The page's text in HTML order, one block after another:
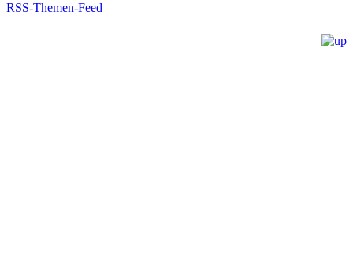
RSS-Themen-Feed